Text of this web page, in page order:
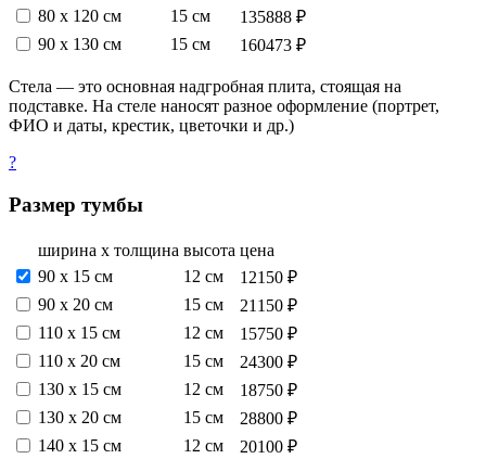
80 х 120 см
15 см
135888 ₽
90 х 130 см
15 см 160473 ₽
Стела — это основная надгробная плита, стоящая на
подставке. На стеле наносят разное оформление (портрет,
ФИО и даты, крестик, цветочки и др.)
?
Размер тумбы
ширина х толщина высота цена
90 х 15 см
12 см
12150 ₽
90 х 20 см
15 см
21150 ₽
110 х 15 см
12 см
15750 ₽
110 х 20 см
15 см
24300 ₽
130 х 15 см
12 см
18750 ₽
130 х 20 см
15 см
28800 ₽
140 х 15 см
12 см
20100 ₽